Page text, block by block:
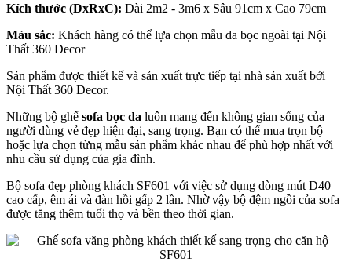
Kích thước (DxRxC): Dài 2m2 - 3m6 x Sâu 91cm x Cao 79cm
Màu sắc: Khách hàng có thể lựa chọn mẫu da bọc ngoài tại Nội
Thất 360 Decor
Sản phẩm được thiết kế và sản xuất trực tiếp tại nhà sản xuất bởi
Nội Thất 360 Decor.
Những bộ ghế sofa bọc da luôn mang đến không gian sống của
người dùng vẻ đẹp hiện đại, sang trọng. Bạn có thể mua trọn bộ
hoặc lựa chọn từng mẫu sản phẩm khác nhau để phù hợp nhất với
nhu cầu sử dụng của gia đình.
Bộ sofa đẹp phòng khách SF601 với việc sử dụng dòng mút D40
cao cấp, êm ái và đàn hồi gấp 2 lần. Nhờ vậy bộ đệm ngồi của sofa
được tăng thêm tuổi thọ và bền theo thời gian.